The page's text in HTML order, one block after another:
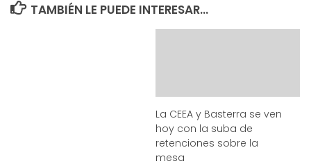
TAMBIÉN LE PUEDE INTERESAR...
La CEEA y Basterra se ven
hoy con la suba de
retenciones sobre la
mesa